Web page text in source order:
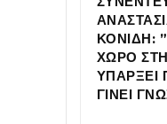
ΚΟΝΙΔΗ:
ΧΩΡΟ
ΥΠΑΡΞΕΙ
ΓΙΝΕΙ